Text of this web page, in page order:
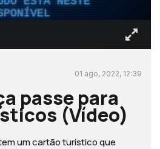
01 ago, 2022, 12:39
passe para
(Vídeo)
um cartão turístico que